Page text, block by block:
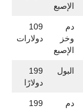
الإصبع
دم
وخز
الإصبع
109
دولارات
البول
199
دولارًا
دم
199